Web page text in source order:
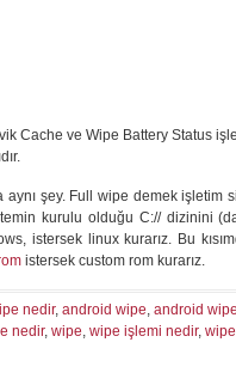
Cache ve Wipe Battery Status
şey. Full wipe demek işletim
kurulu olduğu C:// dizinini
istersek linux kurarız. Bu
istersek custom rom kurarız.
nedir, android wipe, android
nedir, wipe, wipe işlemi nedir,